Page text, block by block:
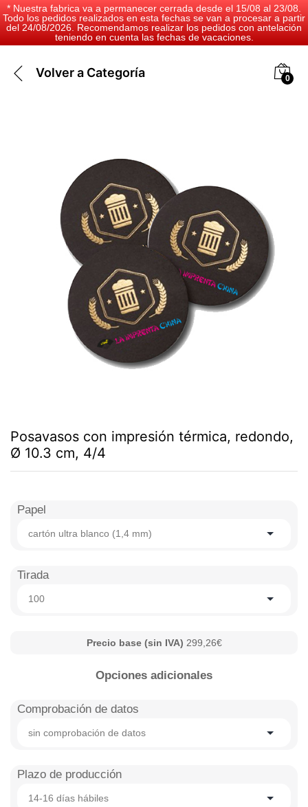
* Nuestra fabrica va a permanecer cerrada desde el 15/08 al 23/08.
Todo los pedidos realizados en esta fechas se van a procesar a partir
del 24/08/2026. Recomendamos realizar los pedidos con antelación
teniendo en cuenta las fechas de vacaciones.
Volver a Categoría 0
Posavasos con impresión térmica, redondo,
Ø 10.3 cm, 4/4
Papel
cartón ultra blanco (1,4 mm)
Tirada
100
Precio base (sin IVA) 299,26€
Opciones adicionales
Comprobación de datos
sin comprobación de datos
Plazo de producción
14-16 días hábiles